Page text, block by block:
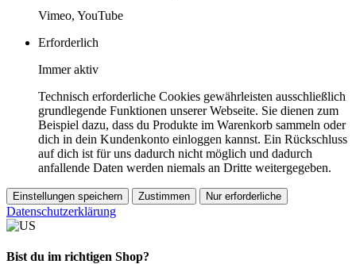
Vimeo, YouTube
Erforderlich
Immer aktiv
Technisch erforderliche Cookies gewährleisten ausschließlich
grundlegende Funktionen unserer Webseite. Sie dienen zum
Beispiel dazu, dass du Produkte im Warenkorb sammeln oder
dich in dein Kundenkonto einloggen kannst. Ein Rückschluss
auf dich ist für uns dadurch nicht möglich und dadurch
anfallende Daten werden niemals an Dritte weitergegeben.
Einstellungen speichern Zustimmen Nur erforderliche
Datenschutzerklärung
Bist du im richtigen Shop?